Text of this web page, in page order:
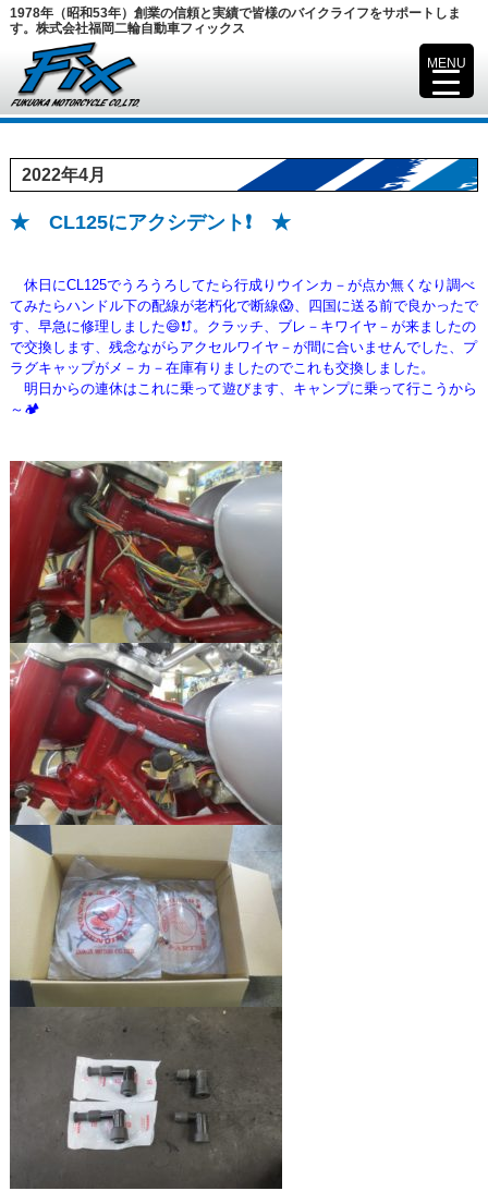
1978年（昭和53年）創業の信頼と実績で皆様のバイクライフをサポートしま
す。株式会社福岡二輪自動車フィックス
2022年4月
★ CL125にアクシデント❗ ★
休日にCL125でうろうろしてたら行成りウインカ－が点か無くなり調べ
てみたらハンドル下の配線が老朽化で断線😱、四国に送る前で良かったで
す、早急に修理しました😄❗⤴️。クラッチ、ブレ－キワイヤ－が来ましたの
で交換します、残念ながら アクセルワイヤ－が間に合いませんでした、プ
ラグキャップがメ－カ－在庫有りましたのでこれも交換しました。
明日からの連休はこれに乗って遊びます、キャンプに乗って行こうから
～🏕️
MENU
▼